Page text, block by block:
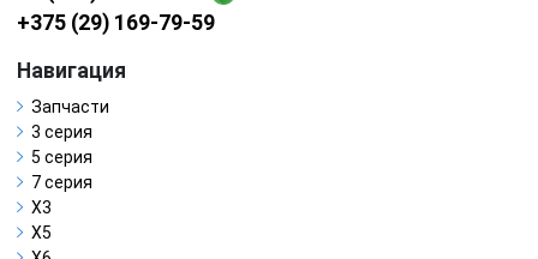
+375 (29) 169-79-59
Навигация
Запчасти
3 серия
5 серия
7 серия
X3
X5